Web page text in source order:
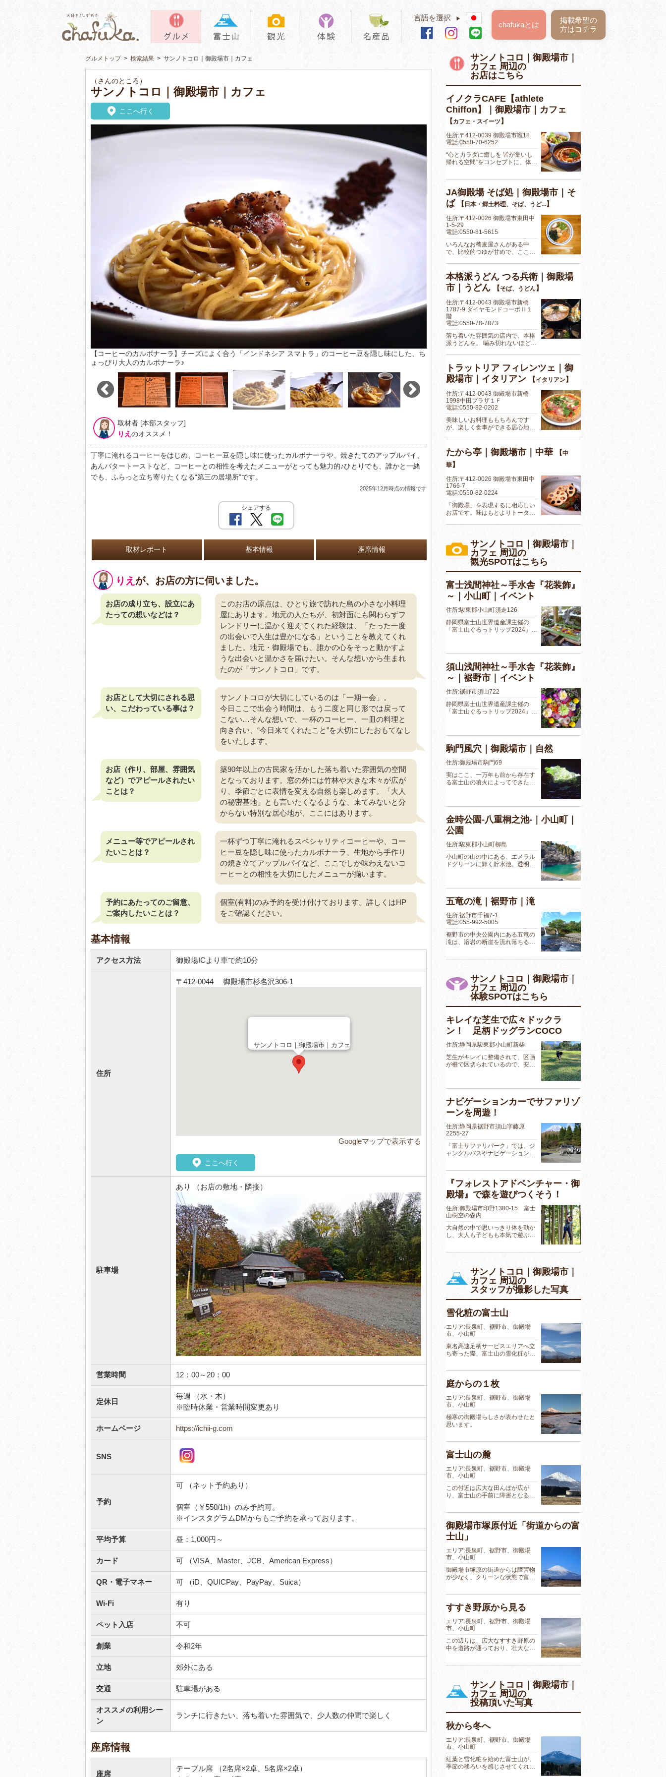
言語を選択 ▶
掲載希望の
方はコチラ
chafukaとは
グルメトップ> 検索結果 > サンノトコロ｜御殿場市｜カフェ
（さんのところ）
サンノトコロ｜御殿場市｜カフェ
ここへ行く
【コーヒーのカルボナーラ】チーズによく合う「インドネシア スマトラ」のコーヒー豆を隠し味にした、ち
ょっぴり大人のカルボナーラ♪
取材者 [本部スタッフ]
りえ のオススメ！
丁寧に淹れるコーヒーをはじめ、コーヒー豆を隠し味に使ったカルボナーラや、焼きたてのアップルパイ、
あんバタートーストなど、コーヒーとの相性を考えたメニューがとっても魅力的♪ひとりでも、誰かと一緒
でも、ふらっと立ち寄りたくなる“第三の居場所”です。
2025年12月時点の情報です
シェアする
取材レポート 基本情報 座席情報
りえ が、お店の方に伺いました。
お店の成り立ち、設立にあ
たっての想いなどは？
このお店の原点は、ひとり旅で訪れた島の小さな小料理
屋にあります。地元の人たちが、初対面にも関わらずフ
レンドリーに温かく迎えてくれた経験は、「たった一度
の出会いで人生は豊かになる」ということを教えてくれ
ました。地元・御殿場でも、誰かの心をそっと動かすよ
うな出会いと温かさを届けたい。そんな想いから生まれ
たのが「サンノトコロ」です。
お店として大切にされる思
い、こだわっている事は？
サンノトコロが大切にしているのは「一期一会」。
今日ここで出会う時間は、もう二度と同じ形では戻って
こない…そんな想いで、一杯のコーヒー、一皿の料理と
向き合い、“今日来てくれたこと”を大切にしたおもてなし
をいたします。
お店（作り、部屋、雰囲気
など）でアピールされたい
ことは？
築90年以上の古民家を活かした落ち着いた雰囲気の空間
となっております。窓の外には竹林や大きな木々が広が
り、季節ごとに表情を変える自然も楽しめます。「大人
の秘密基地」とも言いたくなるような、来てみないと分
からない特別な居心地が、ここにはあります。
メニュー等でアピールされ
たいことは？
一杯ずつ丁寧に淹れるスペシャリティコーヒーや、コー
ヒー豆を隠し味に使ったカルボナーラ、生地から手作り
の焼き立てアップルパイなど、ここでしか味わえないコ
ーヒーとの相性を大切にしたメニューが揃います。
予約にあたってのご留意、
ご案内したいことは？
個室(有料)のみ予約を受け付けております。詳しくはHP
をご確認ください。
基本情報
アクセス方法 御殿場ICより車で約10分
住所
〒412-0044 御殿場市杉名沢306-1
サンノトコロ｜御殿場市｜カフェ
Googleマップで表示する
ここへ行く
駐車場
あり （お店の敷地・隣接）
営業時間 12：00～20：00
定休日
毎週 （水・木）
※臨時休業・営業時間変更あり
ホームページ https://ichii-g.com
SNS
予約
可 （ネット予約あり）
個室（￥550/1h）のみ予約可。
※インスタグラムDMからもご予約を承っております。
平均予算 昼：1,000円～
カード 可 （VISA、Master、JCB、American Express）
QR・電子マネー 可 （iD、QUICPay、PayPay、Suica）
Wi-Fi 有り
ペット入店 不可
創業 令和2年
立地 郊外にある
交通 駐車場がある
オススメの利用シー
ン
ランチに行きたい、落ち着いた雰囲気で、少人数の仲間で楽しく
座席情報
座席
テーブル席 （2名席×2卓、5名席×2卓）
サンノトコロ｜御殿場市｜
カフェ 周辺の
お店はこちら
イノクラCAFE【athlete
Chiffon】｜御殿場市｜カフェ
【カフェ・スイーツ 】
住所:〒412-0039 御殿場市竈18
電話:0550-70-6252
“心とカラダに癒しを 皆が集いし
帰れる空間”をコンセプトに、体…
JA御殿場 そば処｜御殿場市｜そ
ば
【 日本・郷土料理、そば、うど...】
住所:〒412-0026 御殿場市東田中
1-5-29
電話:0550-81-5615
いろんなお蕎麦屋さんがある中
で、比較的つゆが甘めで、ここ…
本格派うどん つる兵衛｜御殿場
市｜うどん
【そば、うどん】
住所:〒412-0043 御殿場市新橋
1787-9 ダイヤモンドコーポⅡ１
階
電話:0550-78-7873
落ち着いた雰囲気の店内で、本格
派うどんを。 噛み切れないほど…
トラットリア フィレンツェ｜御
殿場市｜イタリアン
【イタリアン】
住所:〒412-0043 御殿場市新橋
1998中田プラザ１Ｆ
電話:0550-82-0202
美味しいお料理ももちろんです
が、楽しく食事ができる居心地…
たから亭｜御殿場市｜中華 【中
華】
住所:〒412-0026 御殿場市東田中
1766-7
電話:0550-82-0224
「御殿場」を表現するに相応しい
お店です。味はもとよりトータ…
サンノトコロ｜御殿場市｜
カフェ 周辺の
観光SPOTはこちら
富士浅間神社～手水舎『花装飾』
～｜小山町｜イベント
住所:駿東郡小山町須走126
静岡県富士山世界遺産課主催の
「富士山ぐるっトリップ2024」…
須山浅間神社～手水舎『花装飾』
～｜裾野市｜イベント
住所:裾野市須山722
静岡県富士山世界遺産課主催の
「富士山ぐるっトリップ2024」…
駒門風穴｜御殿場市｜自然
住所:御殿場市駒門69
実はここ、一万年も前から存在す
る富士山の噴火によってできた…
金時公園-八重桐之池-｜小山町｜
公園
住所:駿東郡小山町柳島
小山町の山の中にある、エメラル
ドグリーンに輝く貯水池。透明…
五竜の滝｜裾野市｜滝
住所:裾野市千福7-1
電話:055-992-5005
裾野市の中央公園内にある五竜の
滝は、溶岩の断崖を流れ落ちる…
サンノトコロ｜御殿場市｜
カフェ 周辺の
体験SPOTはこちら
キレイな芝生で広々ドックラ
ン！ 足柄ドッグランCOCO
住所:静岡県駿東郡小山町新柴
芝生がキレイに整備されて、区画
が柵で区切られているので、安…
ナビゲーションカーでサファリゾ
ーンを周遊！
住所:静岡県裾野市須山字藤原
2255-27
「富士サファリパーク」では、ジ
ャングルバスやナビゲーション…
『フォレストアドベンチャー・御
殿場』で森を遊びつくそう！
住所:御殿場市印野1380-15 富士
山樹空の森内
大自然の中で思いっきり体を動か
し、大人も子どもも本気で遊ぶ…
サンノトコロ｜御殿場市｜
カフェ 周辺の
スタッフが撮影した写真
雪化粧の富士山
エリア:長泉町、裾野市、御殿場
市、小山町
東名高速足柄サービスエリアへ立
ち寄った際、富士山の雪化粧が…
庭からの１枚
エリア:長泉町、裾野市、御殿場
市、小山町
極寒の御殿場らしさが表わせたと
思います。
富士山の麓
エリア:長泉町、裾野市、御殿場
市、小山町
この付近は広大な田んぼが広が
り、富士山の手前に障害となる…
御殿場市塚原付近「街道からの富
士山」
エリア:長泉町、裾野市、御殿場
市、小山町
御殿場市塚原の街道からは障害物
が少なく、クリーンな状態で富…
すすき野原から見る
エリア:長泉町、裾野市、御殿場
市、小山町
この辺りは、広大なすすき野原の
中を道路が通っており、壮大な…
サンノトコロ｜御殿場市｜
カフェ 周辺の
投稿頂いた写真
秋から冬へ
エリア:長泉町、裾野市、御殿場
市、小山町
紅葉と雪化粧を始めた富士山が、
季節の移ろいを感じさせてくれ…